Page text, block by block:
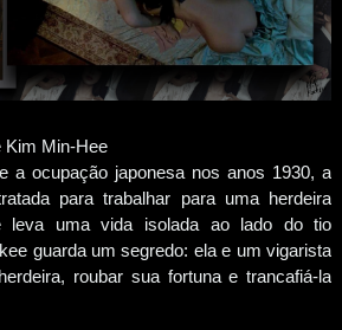
Kim Min-Hee
a ocupação japonesa nos anos 1930, a
para trabalhar para uma herdeira
leva uma vida isolada ao lado do tio
guarda um segredo: ela e um vigarista
roubar sua fortuna e trancafiá-la